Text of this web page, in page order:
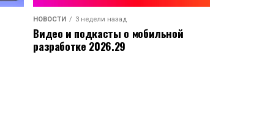
НОВОСТИ 3 недели назад
Видео и подкасты о мобильной
разработке 2026.29